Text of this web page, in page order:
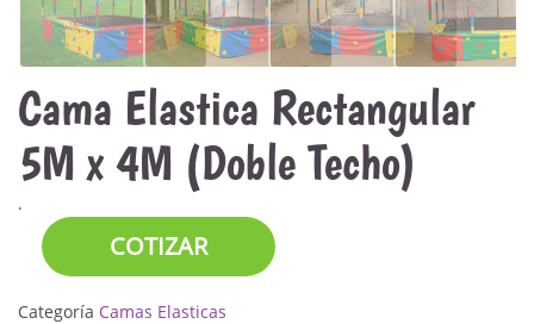
Cama Elastica Rectangular
5M x 4M (Doble Techo)
.
COTIZAR
Categoría Camas Elasticas